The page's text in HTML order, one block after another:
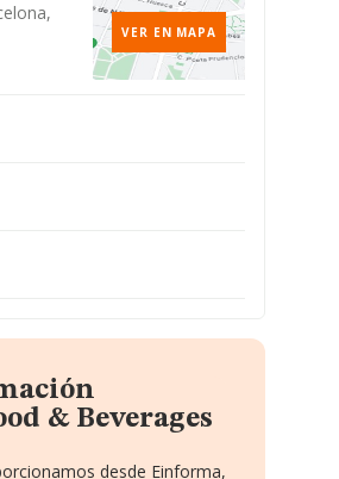
VER EN MAPA
& Beverages
desde Einforma,